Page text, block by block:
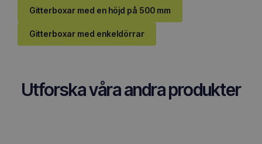
Gitterboxar med en höjd på 500 mm
Gitterboxar med enkeldörrar
Utforska våra andra produkter